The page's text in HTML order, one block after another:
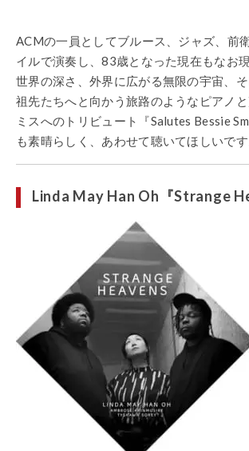
ACMの一員としてブルース、ジャズ、前
イルで演奏し、83歳となった現在もなお
世界の深さ、外界に広がる無限の宇宙、
祖先たちへと向かう旅路のようなピアノ
ミスへのトリビュート『Salutes Bessie
も素晴らしく、あわせて聴いてほしいです
Linda May Han Oh『Strange